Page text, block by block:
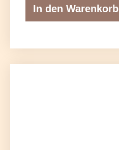
In den Warenkorb